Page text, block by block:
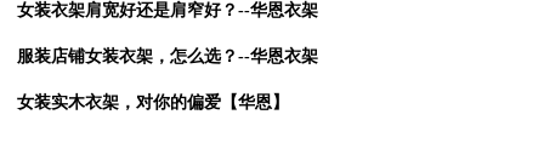
女装衣架肩宽好还是肩窄好？--华恩衣架
服装店铺女装衣架，怎么选？--华恩衣架
女装实木衣架，对你的偏爱【华恩】